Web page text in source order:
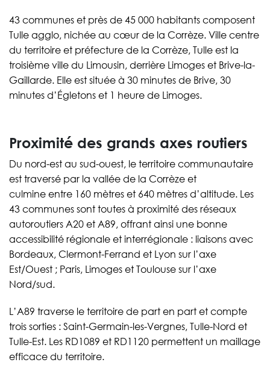
43 communes et près de 45 000 habitants composent
Tulle agglo, nichée au cœur de la Corrèze. Ville centre
du territoire et préfecture de la Corrèze, Tulle est la
troisième ville du Limousin, derrière Limoges et Brive-la-
Gaillarde. Elle est située à 30 minutes de Brive, 30
minutes d’Égletons et 1 heure de Limoges.
Proximité des grands axes routiers
Du nord-est au sud-ouest, le territoire communautaire
est traversé par la vallée de la Corrèze et
culmine entre 160 mètres et 640 mètres d’altitude. Les
43 communes sont toutes à proximité des réseaux
autoroutiers A20 et A89, offrant ainsi une bonne
accessibilité régionale et interrégionale : liaisons avec
Bordeaux, Clermont-Ferrand et Lyon sur l’axe
Est/Ouest ; Paris, Limoges et Toulouse sur l’axe
Nord/sud.
L’A89 traverse le territoire de part en part et compte
trois sorties : Saint-Germain-les-Vergnes, Tulle-Nord et
Tulle-Est. Les RD1089 et RD1120 permettent un maillage
efficace du territoire.